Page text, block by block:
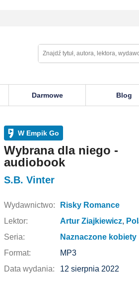
Darmowe Blog
W Empik Go
Wybrana dla niego -
audiobook
S.B. Vinter
Wydawnictwo:
Risky Romance
Lektor:
Artur Ziajkiewicz,
Seria:
Naznaczone kobiety
Format:
MP3
Data wydania:
12 sierpnia 2022